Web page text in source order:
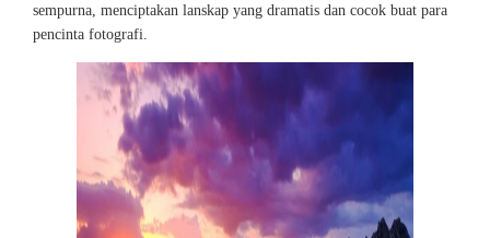
sempurna, menciptakan lanskap yang dramatis dan cocok buat para
pencinta fotografi.